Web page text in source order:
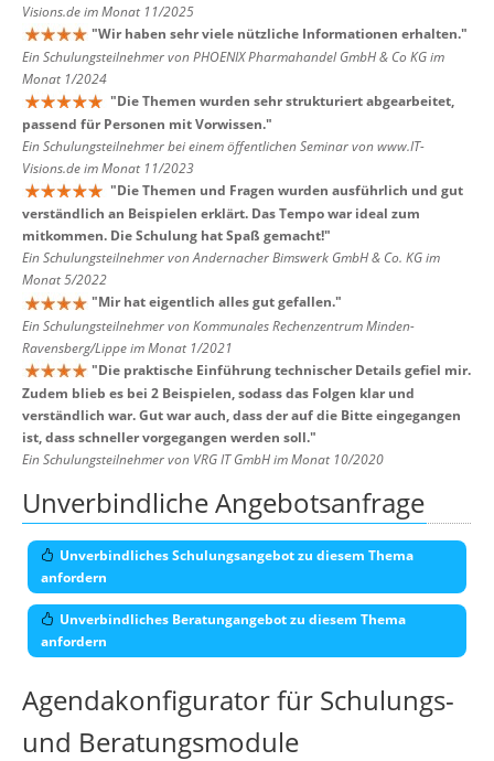
Visions.de im Monat 11/2025
"Wir haben sehr viele nützliche Informationen erhalten."
Ein Schulungsteilnehmer von PHOENIX Pharmahandel GmbH & Co KG im
Monat 1/2024
"Die Themen wurden sehr strukturiert abgearbeitet,
passend für Personen mit Vorwissen."
Ein Schulungsteilnehmer bei einem öffentlichen Seminar von www.IT-
Visions.de im Monat 11/2023
"Die Themen und Fragen wurden ausführlich und gut
verständlich an Beispielen erklärt. Das Tempo war ideal zum
mitkommen. Die Schulung hat Spaß gemacht!"
Ein Schulungsteilnehmer von Andernacher Bimswerk GmbH & Co. KG im
Monat 5/2022
"Mir hat eigentlich alles gut gefallen."
Ein Schulungsteilnehmer von Kommunales Rechenzentrum Minden-
Ravensberg/Lippe im Monat 1/2021
"Die praktische Einführung technischer Details gefiel mir.
Zudem blieb es bei 2 Beispielen, sodass das Folgen klar und
verständlich war. Gut war auch, dass der auf die Bitte eingegangen
ist, dass schneller vorgegangen werden soll."
Ein Schulungsteilnehmer von VRG IT GmbH im Monat 10/2020
Unverbindliche Angebotsanfrage
Unverbindliches Schulungsangebot zu diesem Thema
anfordern
Unverbindliches Beratungangebot zu diesem Thema
anfordern
Agendakonfigurator für Schulungs-
und Beratungsmodule